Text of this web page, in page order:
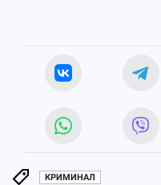
КРИМИНАЛ